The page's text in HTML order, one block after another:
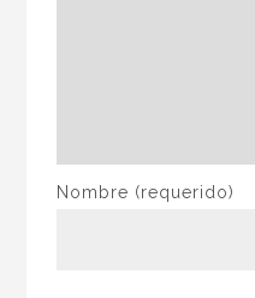
Nombre (requerido)